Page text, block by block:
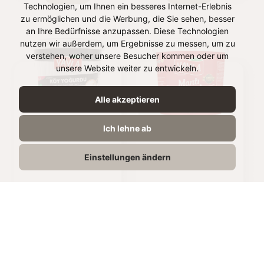
Technologien, um Ihnen ein besseres Internet-Erlebnis
zu ermöglichen und die Werbung, die Sie sehen, besser
an Ihre Bedürfnisse anzupassen. Diese Technologien
nutzen wir außerdem, um Ergebnisse zu messen, um zu
verstehen, woher unsere Besucher kommen oder um
unsere Website weiter zu entwickeln.
Alle akzeptieren
Ich lehne ab
Einstellungen ändern
YOGURT (3,5% FAT) -
ANATOLIAN STYLE
YOGURT (5% FAT)